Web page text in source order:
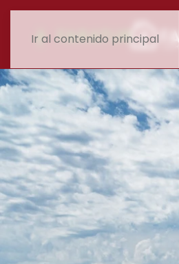
Ir al contenido principal